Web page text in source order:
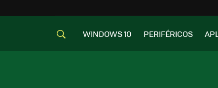
WINDOWS 10 PERIFÉRICOS